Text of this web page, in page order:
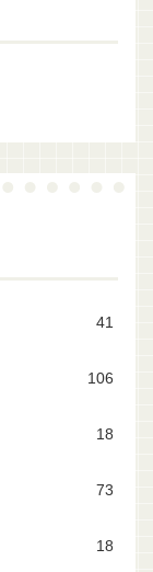
41
106
18
73
18